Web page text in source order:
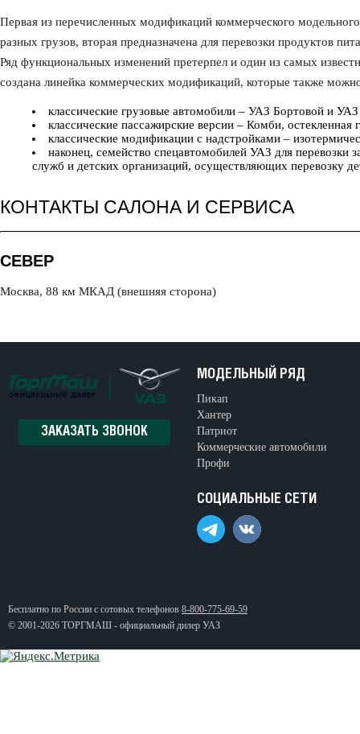
Первая из перечисленных модификаций коммерческого
разных грузов, вторая предназначена для перевозки продуктов
Ряд функциональных изменений претерпел и один из самых
создана линейка коммерческих модификаций, которые также
классические грузовые автомобили – УАЗ Бортовой и
классические пассажирские версии – Комби, остекленная
классические модификации с надстройками –
наконец, семейство спецавтомобилей УАЗ для
служб и детских организаций, осуществляющих перевозку
КОНТАКТЫ САЛОНА И СЕРВИСА
СЕВЕР
Москва, 88 км МКАД (внешняя сторона)
ЗАКАЗАТЬ ЗВОНОК
МОДЕЛЬНЫЙ РЯД
Пикап
Хантер
Патриот
Коммерческие автомобили
Профи
СОЦИАЛЬНЫЕ СЕТИ
Бесплатно по России с сотовых телефонов 8-800-775-69-59
© 2001-2026 ТОРГМАШ - официальный дилер УАЗ